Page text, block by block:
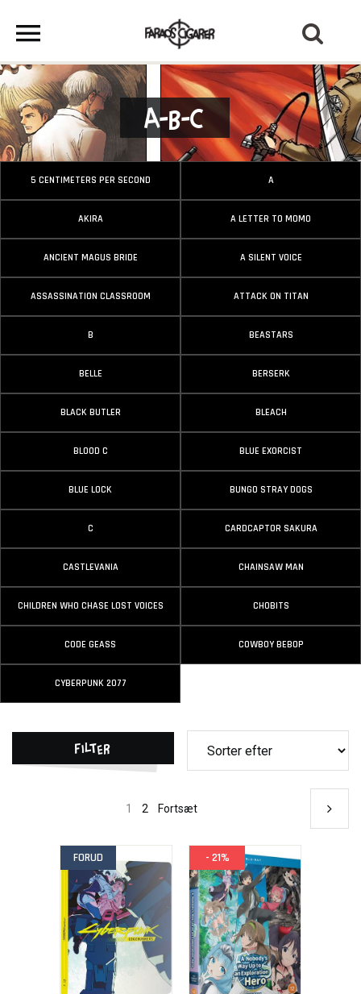
A-B-C
5 CENTIMETERS PER SECOND A
AKIRA A LETTER TO MOMO
ANCIENT MAGUS BRIDE A SILENT VOICE
ASSASSINATION CLASSROOM ATTACK ON TITAN
B BEASTARS
BELLE BERSERK
BLACK BUTLER BLEACH
BLOOD C BLUE EXORCIST
BLUE LOCK BUNGO STRAY DOGS
C CARDCAPTOR SAKURA
CASTLEVANIA CHAINSAW MAN
CHILDREN WHO CHASE LOST VOICES CHOBITS
CODE GEASS COWBOY BEBOP
CYBERPUNK 2077
Filter
1 2 Fortsæt
FORUD - 21%